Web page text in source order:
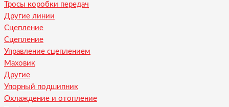
Тросы коробки передач
Другие линии
Сцепление
Сцепление
Управление сцеплением
Маховик
Другие
Упорный подшипник
Охлаждение и отопление